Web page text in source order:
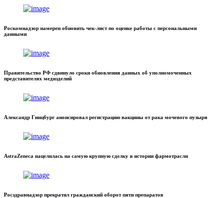
Роскомнадзор намерен обновить чек-лист по оценке работы с персональными
данными
Правительство РФ сдвинуло сроки обновления данных об уполномоченных
представителях медизделий
Александр Гинцбург анонсировал регистрацию вакцины от рака мочевого пузыря
AstraZeneca нацелилась на самую крупную сделку в истории фармотрасли
Росздравнадзор прекратил гражданский оборот пяти препаратов